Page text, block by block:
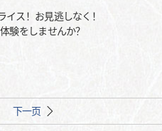
イス！お見逃しなく！
験をしませんか？
下一页